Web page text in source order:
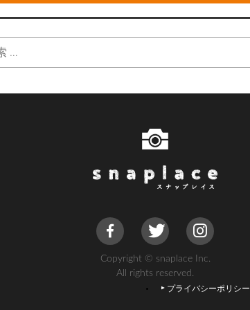
Copyright © snaplace Inc.
All rights reserved.
プライバシーポリシー